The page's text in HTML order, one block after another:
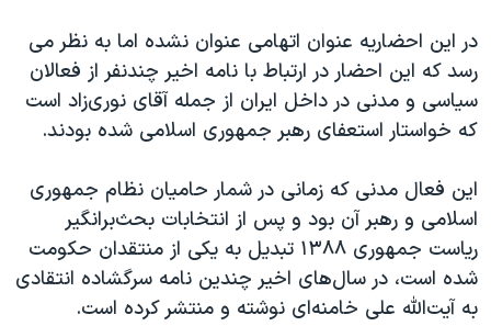
اعتراضات مردمی آبان ۹۸
اسرائیل در جنگ
نرگس محمدی برنده جایزه نوبل صلح
صفحه‌های ویژه
سفر پرزیدنت ترامپ به چین
در این احضاریه عنوان اتهامی عنوان نشده اما به نظر می
رسد که این احضار در ارتباط با نامه اخیر چندنفر از فعالان
سیاسی و مدنی در داخل ایران از جمله آقای نوری‌زاد است
که خواستار استعفای رهبر جمهوری اسلامی شده بودند.
اين فعال مدنی که زمانی در شمار حامیان نظام جمهوری
اسلامی و رهبر آن بود و پس از انتخابات بحث‌برانگیر
ریاست جمهوری ۱۳۸۸ تبدیل به یکی از منتقدان حکومت
شده است، در سال‌های اخیر چندین نامه سرگشاده انتقادی
به آیت‌الله علی خامنه‌ای نوشته و منتشر کرده است.